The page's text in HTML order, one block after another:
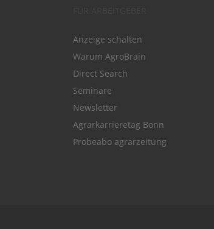
Anzeige schalten
Warum AgroBrain
Direct Search
Seminare
Newsletter
Agrarkarrieretag Bonn
Probeabo agrarzeitung